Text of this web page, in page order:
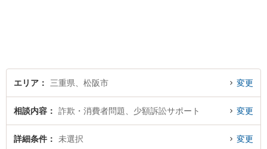
エリア 三重県、松阪市 変更
相談内容 詐欺・消費者問題、少額訴訟サポート 変更
詳細条件 未選択 変更